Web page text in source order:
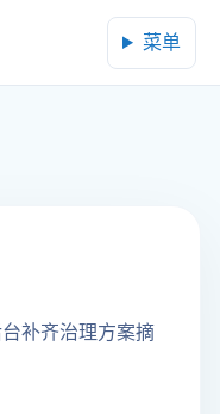
菜单
补齐治理方案摘